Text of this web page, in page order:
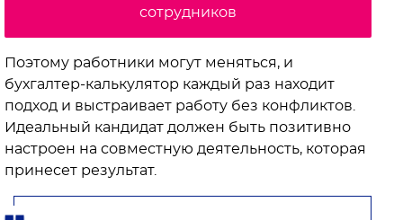
сотрудников
Поэтому работники могут меняться, и
бухгалтер-калькулятор каждый раз находит
подход и выстраивает работу без конфликтов.
Идеальный кандидат должен быть позитивно
настроен на совместную деятельность, которая
принесет результат.